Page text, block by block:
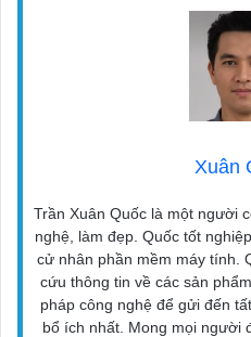
Xuân
Trần Xuân Quốc là một người
nghệ, làm đẹp. Quốc tốt
cử nhân phần mềm máy tính.
cứu thông tin về các sản
pháp công nghệ để gửi đến
bổ ích nhất. Mong mọi người